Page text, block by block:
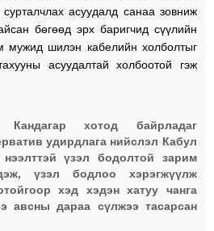
асуудалд санаа зовниж
бөгөөд эрх баригчид сүүлийн
мужид шилэн кабелийн холболтыг
асуудалтай холбоотой гэж
хотод байрладаг
удирдлага нийслэл Кабул
үзэл бодолтой зарим
үзэл бодлоо хэрэгжүүлж
хэд хэдэн хатуу чанга
авсны дараа сүлжээ тасарсан